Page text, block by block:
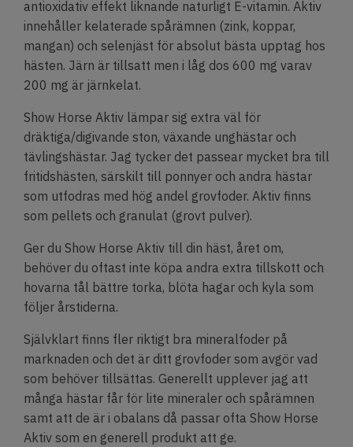
antioxidativ effekt liknande naturligt E-vitamin. Aktiv
innehåller kelaterade spårämnen (zink, koppar,
mangan) och selenjäst för absolut bästa upptag hos
hästen. Järn är tillsatt men i låg dos 600 mg varav
200 mg är järnkelat.
Show Horse Aktiv lämpar sig extra väl för
dräktiga/digivande ston, växande unghästar och
tävlingshästar. Jag tycker det passear mycket bra till
fritidshästen, särskilt till ponnyer och andra hästar
som utfodras med hög andel grovfoder. Aktiv finns
som pellets och granulat (grovt pulver).
Ger du Show Horse Aktiv till din häst, året om,
behöver du oftast inte köpa andra extra tillskott och
hovarna tål bättre torka, blöta hagar och kyla som
följer årstiderna.
Självklart finns fler riktigt bra mineralfoder på
marknaden och det är ditt grovfoder som avgör vad
som behöver tillsättas. Generellt upplever jag att
många hästar får för lite mineraler och spårämnen
samt att de är i obalans då passar ofta Show Horse
Aktiv som en generell produkt att ge.